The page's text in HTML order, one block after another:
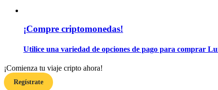
Guía
Guía de inicio de futuros
¡Compre criptomonedas!
Utilice una variedad de opciones de pago para comprar
¡Comienza tu viaje cripto ahora!
Regístrate